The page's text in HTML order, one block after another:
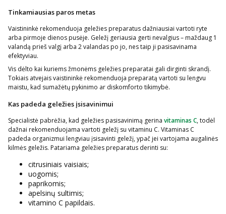
Tinkamiausias paros metas
Vaistininkė rekomenduoja geležies preparatus dažniausiai vartoti ryte
arba pirmoje dienos pusėje. Geležį geriausia gerti nevalgius – maždaug 1
valandą prieš valgį arba 2 valandas po jo, nes taip ji pasisavinama
efektyviau.
Vis dėlto kai kuriems žmonėms geležies preparatai gali dirginti skrandį.
Tokiais atvejais vaistininkė rekomenduoja preparatą vartoti su lengvu
maistu, kad sumažėtų pykinimo ar diskomforto tikimybė.
Kas padeda geležies įsisavinimui
Specialistė pabrėžia, kad geležies pasisavinimą gerina vitaminas C, todėl
dažnai rekomenduojama vartoti geležį su vitaminu C. Vitaminas C
padeda organizmui lengviau įsisavinti geležį, ypač jei vartojama augalinės
kilmės geležis. Patariama geležies preparatus derinti su:
citrusiniais vaisiais;
uogomis;
paprikomis;
apelsinų sultimis;
vitamino C papildais.